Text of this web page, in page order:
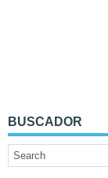
BUSCADOR